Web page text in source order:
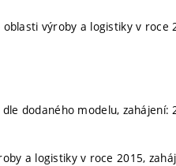
výroby a logistiky v roce
dodaného modelu, zahájení:
a logistiky v roce 2015,